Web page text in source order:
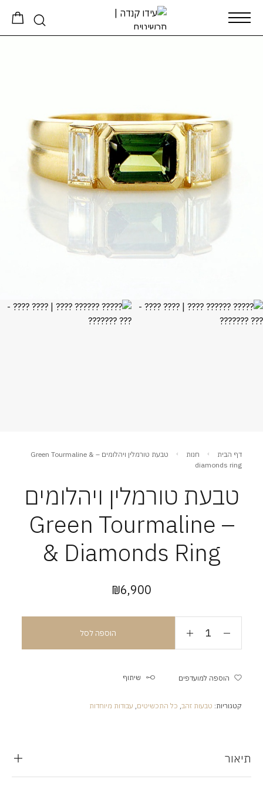
דף הבית חנות
טבעת טורמלין ויהלומים – Green Tourmaline &
diamonds ring
טבעת טורמלין ויהלומים
– Green Tourmaline
& Diamonds Ring
₪6,900
הוספה לסל
הוספה למועדפים שיתוף
קטגוריות: טבעות זהב, כל התכשיטים, עבודות מיוחדות
תיאור